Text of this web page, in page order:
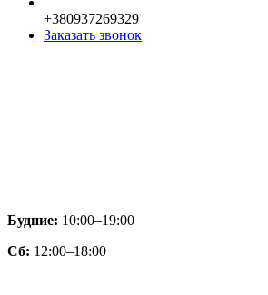
+380937269329
Заказать звонок
Будние: 10:00–19:00
Сб: 12:00–18:00